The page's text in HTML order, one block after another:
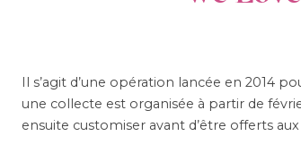
Il s’agit d’une opération lancée en 2014
une collecte est organisée à partir de
ensuite customiser avant d’être offerts